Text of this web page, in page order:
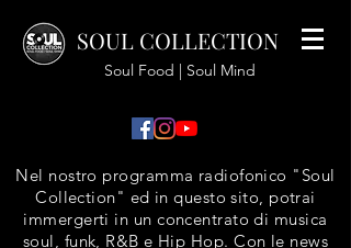
SOUL COLLECTION
Soul Food | Soul Mind
Nel nostro programma radiofonico "Soul
Collection" ed in questo sito, potrai
immergerti in un concentrato di musica
soul, funk, R&B e Hip Hop. Con le news